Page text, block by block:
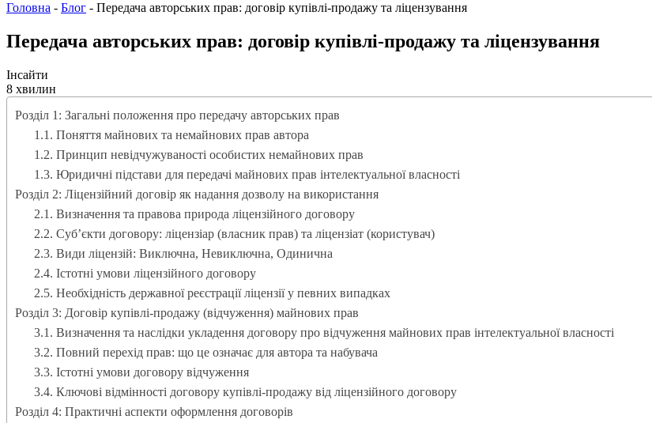
Головна - Блог - Передача авторських прав: договір купівлі-продажу та ліцензування
Передача авторських прав: договір купівлі-продажу та ліцензування
Інсайти
8 хвилин
Розділ 1: Загальні положення про передачу авторських прав
1.1. Поняття майнових та немайнових прав автора
1.2. Принцип невідчужуваності особистих немайнових прав
1.3. Юридичні підстави для передачі майнових прав інтелектуальної власності
Розділ 2: Ліцензійний договір як надання дозволу на використання
2.1. Визначення та правова природа ліцензійного договору
2.2. Суб’єкти договору: ліцензіар (власник прав) та ліцензіат (користувач)
2.3. Види ліцензій: Виключна, Невиключна, Одинична
2.4. Істотні умови ліцензійного договору
2.5. Необхідність державної реєстрації ліцензії у певних випадках
Розділ 3: Договір купівлі-продажу (відчуження) майнових прав
3.1. Визначення та наслідки укладення договору про відчуження майнових прав інтелектуальної власності
3.2. Повний перехід прав: що це означає для автора та набувача
3.3. Істотні умови договору відчуження
3.4. Ключові відмінності договору купівлі-продажу від ліцензійного договору
Розділ 4: Практичні аспекти оформлення договорів